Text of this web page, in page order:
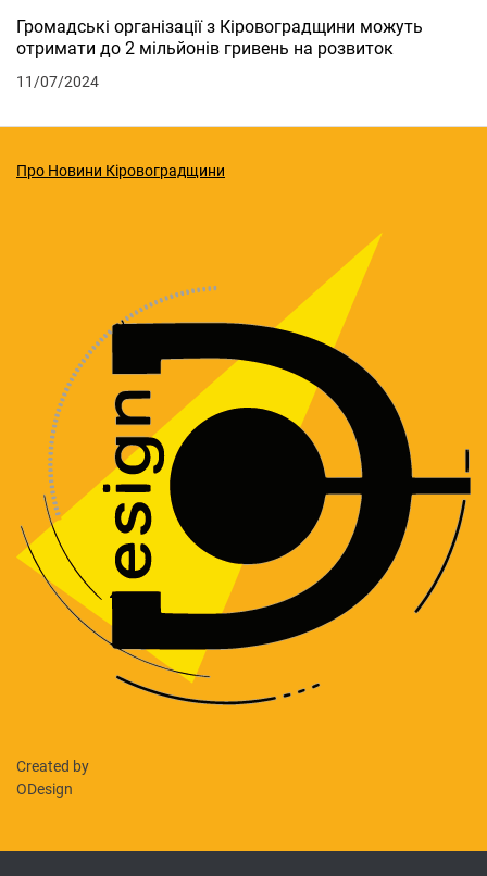
Громадські організації з Кіровоградщини можуть
отримати до 2 мільйонів гривень на розвиток
11/07/2024
Про Новини Кіровоградщини
Created by
ODesign